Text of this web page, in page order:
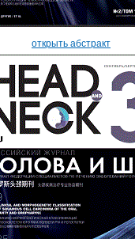
открыть абстракт